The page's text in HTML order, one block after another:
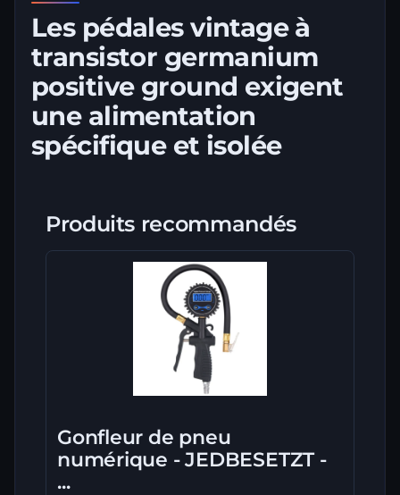
Les pédales vintage à
transistor germanium
positive ground exigent
une alimentation
spécifique et isolée
Produits recommandés
Gonfleur de pneu
numérique - JEDBESETZT -
...